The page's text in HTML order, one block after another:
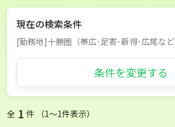
現在の検索条件
[勤務地]十勝圏（帯広･足寄･新得･広尾な
条件を変更する
全 1 件 （1〜1件表示）